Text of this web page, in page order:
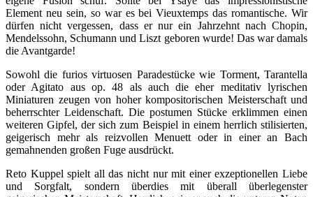
Element neu sein, so war es bei Vieuxtemps das romantische. Wir
dürfen nicht vergessen, dass er nur ein Jahrzehnt nach Chopin,
Mendelssohn, Schumann und Liszt geboren wurde! Das war damals
die Avantgarde!
Sowohl die furios virtuosen Paradestücke wie Torment, Tarantella
oder Agitato aus op. 48 als auch die eher meditativ lyrischen
Miniaturen zeugen von hoher kompositorischen Meisterschaft und
beherrschter Leidenschaft. Die postumen Stücke erklimmen einen
weiteren Gipfel, der sich zum Beispiel in einem herrlich stilisierten,
geigerisch mehr als reizvollen Menuett oder in einer an Bach
gemahnenden großen Fuge ausdrückt.
Reto Kuppel spielt all das nicht nur mit einer exzeptionellen Liebe
und Sorgfalt, sondern überdies mit überall überlegenster